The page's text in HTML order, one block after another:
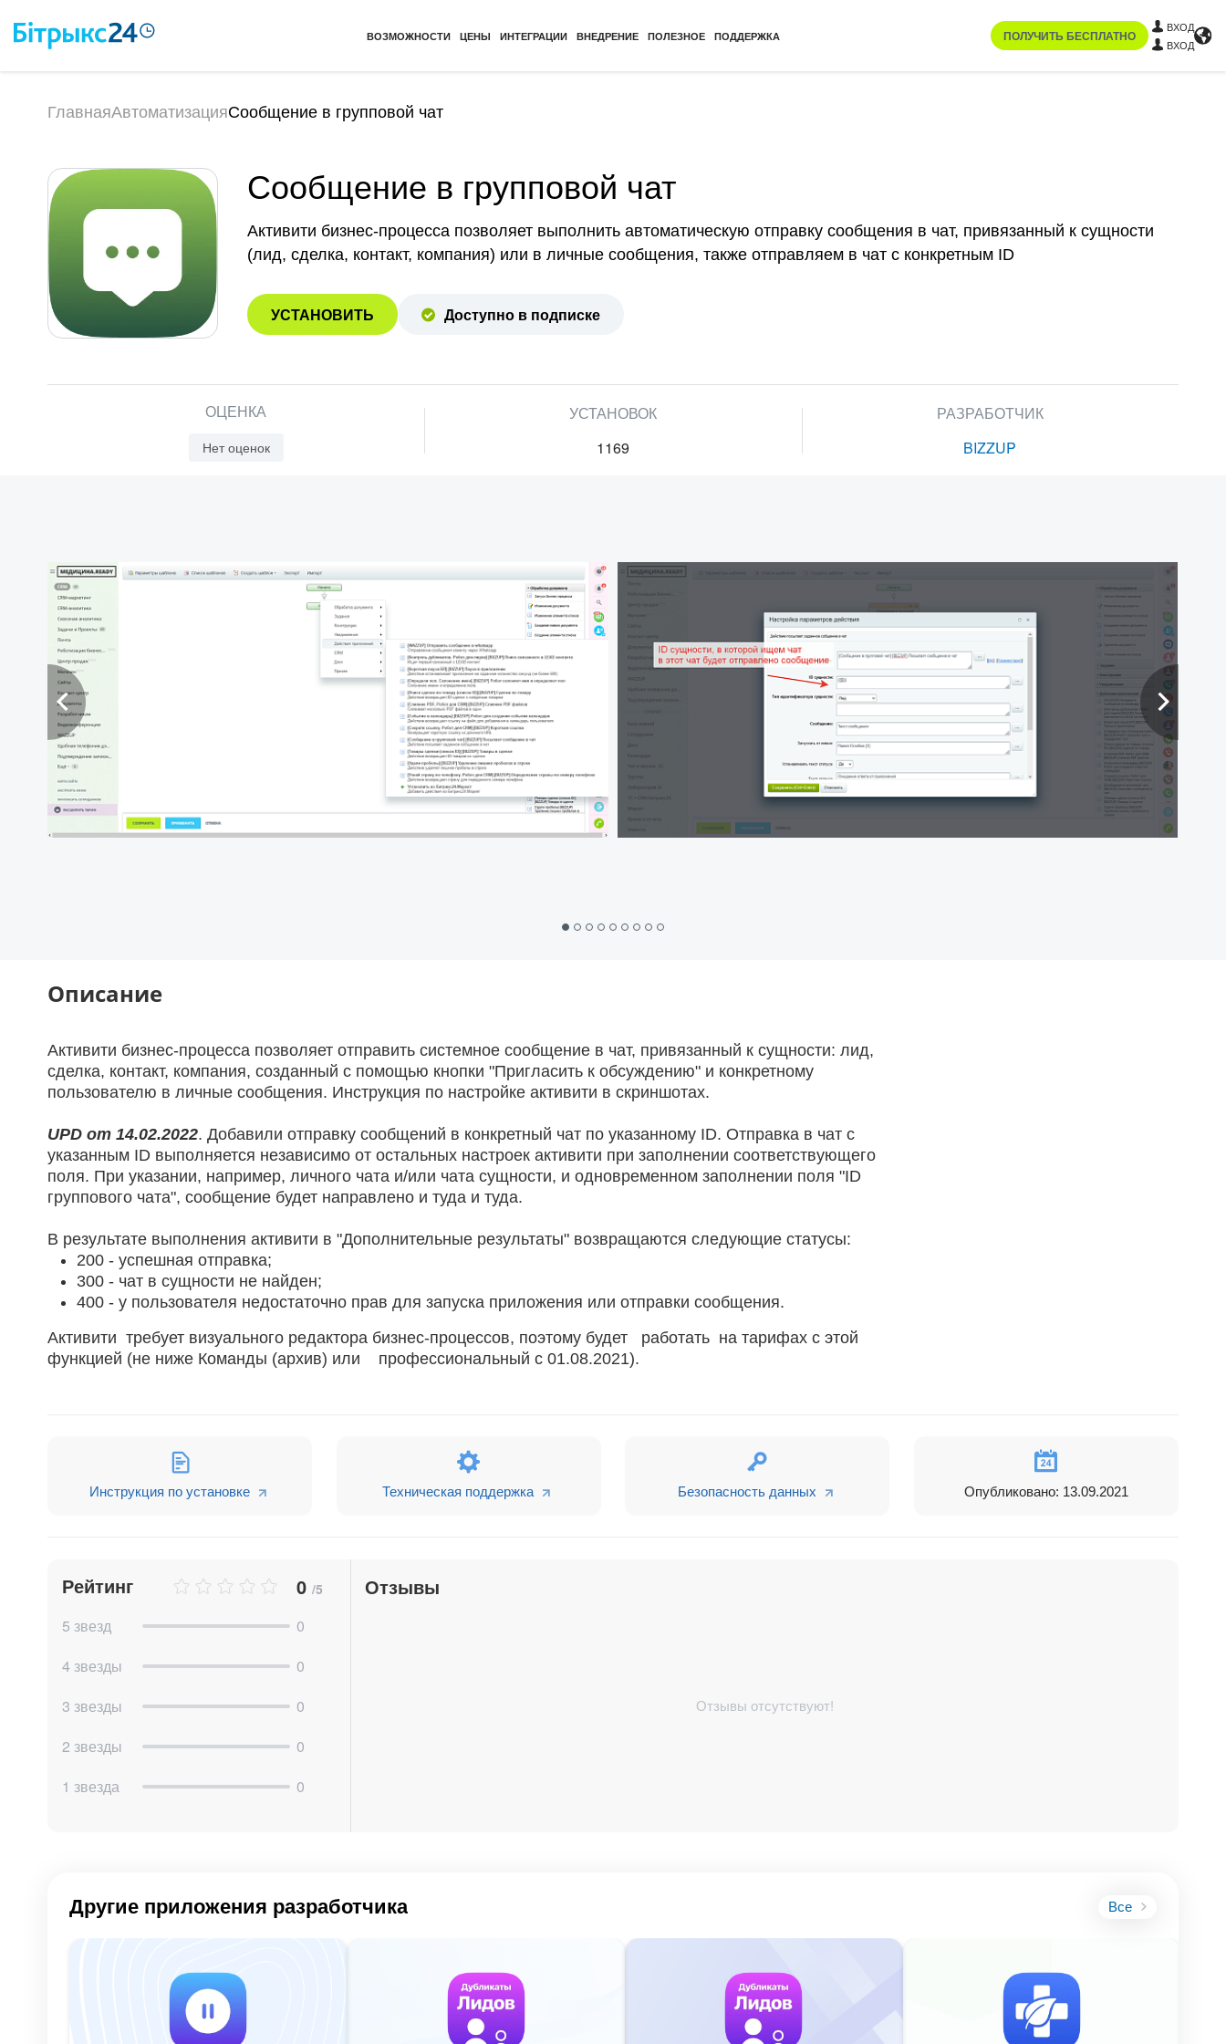
ВОЗМОЖНОСТИ ЦЕНЫ ИНТЕГРАЦИИ ВНЕДРЕНИЕ ПОЛЕЗНОЕ ПОДДЕРЖКА ПОЛУЧИТЬ БЕСПЛАТНО
ВХОД
ВХОД
ГлавнаяАвтоматизацияСообщение в групповой чат
Сообщение в групповой чат
Активити бизнес-процесса позволяет выполнить автоматическую отправку сообщения в чат, привязанный к сущности
(лид, сделка, контакт, компания) или в личные сообщения, также отправляем в чат с конкретным ID
УСТАНОВИТЬ Доступно в подписке
ОЦЕНКА
Нет оценок
УСТАНОВОК
1169
РАЗРАБОТЧИК
BIZZUP
Описание
Активити бизнес-процесса позволяет отправить системное сообщение в чат, привязанный к сущности: лид,
сделка, контакт, компания, созданный с помощью кнопки "Пригласить к обсуждению" и конкретному
пользователю в личные сообщения. Инструкция по настройке активити в скриншотах.
UPD от 14.02.2022. Добавили отправку сообщений в конкретный чат по указанному ID. Отправка в чат с
указанным ID выполняется независимо от остальных настроек активити при заполнении соответствующего
поля. При указании, например, личного чата и/или чата сущности, и одновременном заполнении поля "ID
группового чата", сообщение будет направлено и туда и туда.
В результате выполнения активити в "Дополнительные результаты" возвращаются следующие статусы:
200 - успешная отправка;
300 - чат в сущности не найден;
400 - у пользователя недостаточно прав для запуска приложения или отправки сообщения.
Активити требует визуального редактора бизнес-процессов, поэтому будет работать на тарифах с этой
функцией (не ниже Команды (архив) или профессиональный с 01.08.2021).
Инструкция по установке Техническая поддержка Безопасность данных Опубликовано: 13.09.2021
Рейтинг 0 /5
5 звезд
0
4 звезды
0
3 звезды
0
2 звезды
0
1 звезда
0
Отзывы
Отзывы отсутствуют!
Другие приложения разработчика Все